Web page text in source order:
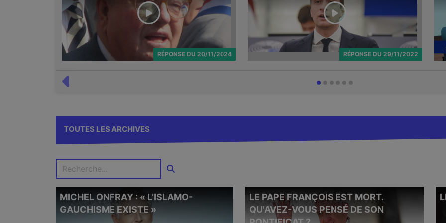
RÉPONSE DU 20/11/2024 RÉPONSE DU 29/11/2022
TOUTES LES ARCHIVES
MICHEL ONFRAY : « L’ISLAMO-
GAUCHISME EXISTE »
Le 9 juillet 2025, le ministre chargé de
l’Enseignement supérieur Philippe Baptiste a
déclaré que l’islamo-gauchisme
LE PAPE FRANÇOIS EST MORT.
QU'AVEZ-VOUS PENSÉ DE SON